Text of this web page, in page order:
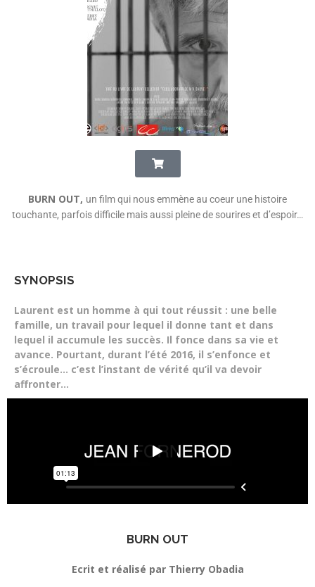
BURN OUT, un film qui nous emmène au coeur une histoire
touchante, parfois difficile mais aussi pleine de sourires et d’espoir…
SYNOPSIS
Laurent est un homme à qui tout réussit : une belle
famille, un travail pour lequel il donne tant et dans
lequel il accumule les succès. Il fonce dans sa vie et
avance. Pourtant, durant l’été 2016, il s’enfonce et
s’écroule… c’est l’instant de vérité qu’il va devoir
affronter…
BURN OUT
Ecrit et réalisé par Thierry Obadia